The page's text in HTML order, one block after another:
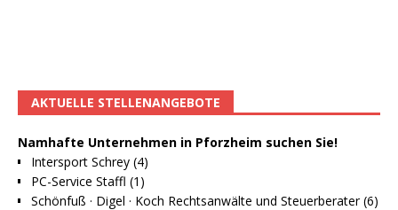
AKTUELLE STELLENANGEBOTE
Namhafte Unternehmen in Pforzheim suchen Sie!
Intersport Schrey (4)
PC-Service Staffl (1)
Schönfuß · Digel · Koch Rechtsanwälte und Steuerberater (6)